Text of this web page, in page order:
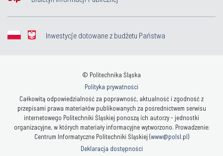
Inwestycje dotowane z budżetu Państwa
© Politechnika Śląska
Polityka prywatności
Całkowitą odpowiedzialność za poprawność, aktualność i zgodność z
przepisami prawa materiałów publikowanych za pośrednictwem serwisu
internetowego Politechniki Śląskiej ponoszą ich autorzy - jednostki
organizacyjne, w których materiały informacyjne wytworzono. Prowadzenie:
Centrum Informatyczne Politechniki Śląskiej (www@polsl.pl)
Deklaracja dostępności